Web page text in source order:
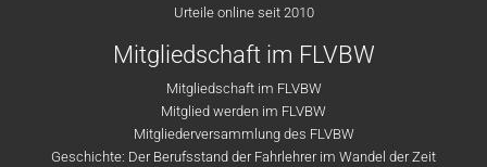
Urteile online seit 2010
Mitgliedschaft im FLVBW
Mitgliedschaft im FLVBW
Mitglied werden im FLVBW
Mitgliederversammlung des FLVBW
Geschichte: Der Berufsstand der Fahrlehrer im Wandel der Zeit